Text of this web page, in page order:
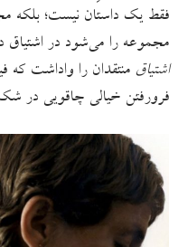
فقط یک داستان نیست؛ بلکه
مجموعه را می‌شود در اشتیاق
اشتیاق منتقدان را واداشت که
فرورفتن خیالی چاقویی در